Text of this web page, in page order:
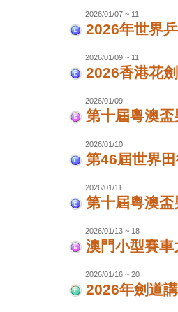
2026/01/07 ~ 11
2026年世界
2026/01/09 ~ 11
2026香港花
2026/01/09
第十屆粵澳
2026/01/10
第46屆世界
2026/01/11
第十屆粵澳
2026/01/13 ~ 18
澳門小型賽
2026/01/16 ~ 20
2026年劍道